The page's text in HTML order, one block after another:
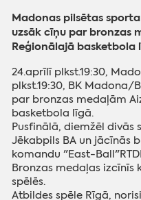
Madonas pilsētas
uzsāk cīņu par bronzas
Reģionālajā basketbola
24.aprīlī plkst.19:30,
plkst.19:30, BK Madona/
par bronzas medaļām
basketbola līgā.
Pusfinālā, diemžēl divās
Jēkabpils BA un jācīnās
komandu "East-
Bronzas medaļas izcīnīs
spēlēs.
Atbildes spēle Rīgā,